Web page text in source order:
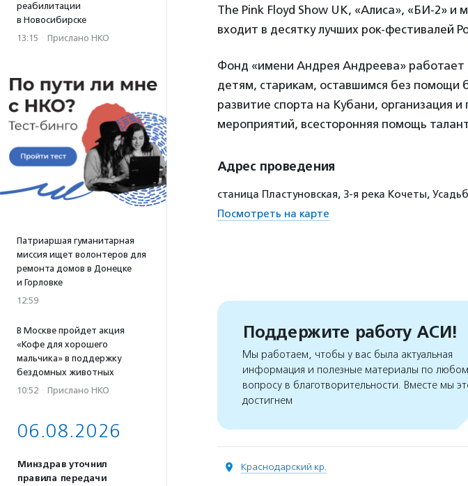
реабилитации
в Новосибирске
13:15 · Прислано НКО
Патриаршая гуманитарная
миссия ищет волонтеров для
ремонта домов в Донецке
и Горловке
12:59
В Москве пройдет акция
«Кофе для хорошего
мальчика» в поддержку
бездомных животных
10:52 · Прислано НКО
06.08.2026
Минздрав уточнил
правила передачи
The Pink Floyd Show UK, «Алиса», «БИ-2» и
входит в десятку лучших рок-фестивалей
Фонд «имени Андрея Андреева»
детям, старикам, оставшимся без помощи
развитие спорта на Кубани, организация
мероприятий, всесторонняя помощь
Адрес проведения
станица Пластуновская, 3-я река Кочеты,
Посмотреть на карте
Поддержите работу АСИ!
Мы работаем, чтобы у вас была актуальная
информация и полезные материалы по
вопросу в благотворительности. Вместе мы
достигнем
Краснодарский кр.